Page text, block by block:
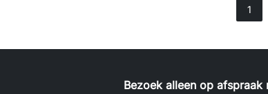
1
Bezoek alleen op afspraak